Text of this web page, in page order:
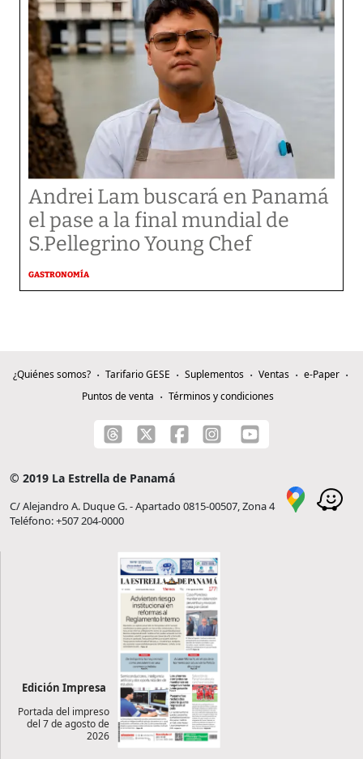
Andrei Lam buscará en Panamá
el pase a la final mundial de
S.Pellegrino Young Chef
GASTRONOMÍA
¿Quiénes somos? Tarifario GESE Suplementos Ventas
e-Paper
Puntos de venta
Términos y condiciones
© 2019 La Estrella de Panamá
C/ Alejandro A. Duque G. - Apartado 0815-00507, Zona 4
Teléfono: +507 204-0000
Edición Impresa
Portada del impreso
del 7 de agosto de
2026